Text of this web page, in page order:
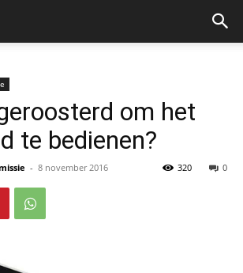
om het
te bedienen?
- 8 november 2016 0
320